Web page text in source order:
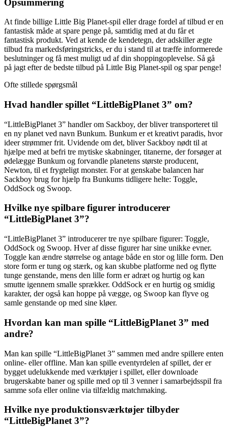
At finde billige Little Big Planet-spil eller drage fordel af tilbud er en
fantastisk måde at spare penge på, samtidig med at du får et
fantastisk produkt. Ved at kende de kendetegn, der adskiller ægte
tilbud fra markedsføringstricks, er du i stand til at træffe informerede
beslutninger og få mest muligt ud af din shoppingoplevelse. Så gå
på jagt efter de bedste tilbud på Little Big Planet-spil og spar penge!
Ofte stillede spørgsmål
Hvad handler spillet “LittleBigPlanet 3” om?
“LittleBigPlanet 3” handler om Sackboy, der bliver transporteret til
en ny planet ved navn Bunkum. Bunkum er et kreativt paradis, hvor
ideer strømmer frit. Uvidende om det, bliver Sackboy nødt til at
hjælpe med at befri tre mytiske skabninger, titanerne, der forsøger at
ødelægge Bunkum og forvandle planetens største producent,
Newton, til et frygteligt monster. For at genskabe balancen har
Sackboy brug for hjælp fra Bunkums tidligere helte: Toggle,
OddSock og Swoop.
Hvilke nye spilbare figurer introducerer
“LittleBigPlanet 3”?
“LittleBigPlanet 3” introducerer tre nye spilbare figurer: Toggle,
OddSock og Swoop. Hver af disse figurer har sine unikke evner.
Toggle kan ændre størrelse og antage både en stor og lille form. Den
store form er tung og stærk, og kan skubbe platforme ned og flytte
tunge genstande, mens den lille form er adræt og hurtig og kan
smutte igennem smalle sprækker. OddSock er en hurtig og smidig
karakter, der også kan hoppe på vægge, og Swoop kan flyve og
samle genstande op med sine kløer.
Hvordan kan man spille “LittleBigPlanet 3” med
andre?
Man kan spille “LittleBigPlanet 3” sammen med andre spillere enten
online- eller offline. Man kan spille eventyrdelen af spillet, der er
bygget udelukkende med værktøjer i spillet, eller downloade
brugerskabte baner og spille med op til 3 venner i samarbejdsspil fra
samme sofa eller online via tilfældig matchmaking.
Hvilke nye produktionsværktøjer tilbyder
“LittleBigPlanet 3”?